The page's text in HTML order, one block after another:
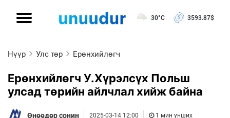
30°C 3593.87$
Нүүр Улс төр Ерөнхийлөгч
Ерөнхийлөгч У.Хүрэлсүх Польш
улсад төрийн айлчлал хийж байна
Өнөөдөр сонин 2025-03-14 12:00 1 мин унших